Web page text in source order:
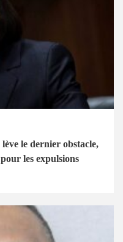
le dernier obstacle,
les expulsions